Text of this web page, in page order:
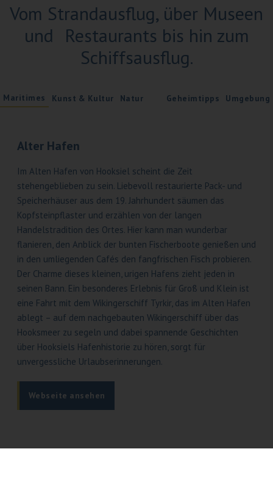
Vom Strandausflug, über Museen
und Restaurants bis hin zum
Schiffsausflug.
Maritimes Kunst & Kultur Natur Geheimtipps Umgebung
Alter Hafen
Im Alten Hafen von Hooksiel scheint die Zeit
stehengeblieben zu sein. Liebevoll restaurierte Pack- und
Speicherhäuser aus dem 19. Jahrhundert säumen das
Kopfsteinpflaster und erzählen von der langen
Handelstradition des Ortes. Hier kann man wunderbar
flanieren, den Anblick der bunten Fischerboote genießen und
in den umliegenden Cafés den fangfrischen Fisch probieren.
Der Charme dieses kleinen, urigen Hafens zieht jeden in
seinen Bann. Ein besonderes Erlebnis für Groß und Klein ist
eine Fahrt mit dem Wikingerschiff Tyrkir, das im Alten Hafen
ablegt – auf dem nachgebauten Wikingerschiff über das
Hooksmeer zu segeln und dabei spannende Geschichten
über Hooksiels Hafenhistorie zu hören, sorgt für
unvergessliche Urlaubserinnerungen.
Webseite ansehen